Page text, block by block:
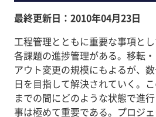
最終更新日：2010年04月23日
工程管理とともに重要な事項とし
各課題の進捗管理がある。移転
アウト変更の規模にもよるが、
日を目指して解決されていく。
までの間にどのような状態で進
事は極めて重要である。プロジ